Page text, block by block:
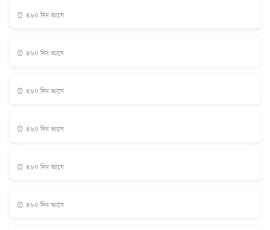
⏰ ৪৮০ দিন আগে
⏰ ৪৮০ দিন আগে
⏰ ৪৮০ দিন আগে
⏰ ৪৮০ দিন আগে
⏰ ৪৮০ দিন আগে
⏰ ৪৮০ দিন আগে